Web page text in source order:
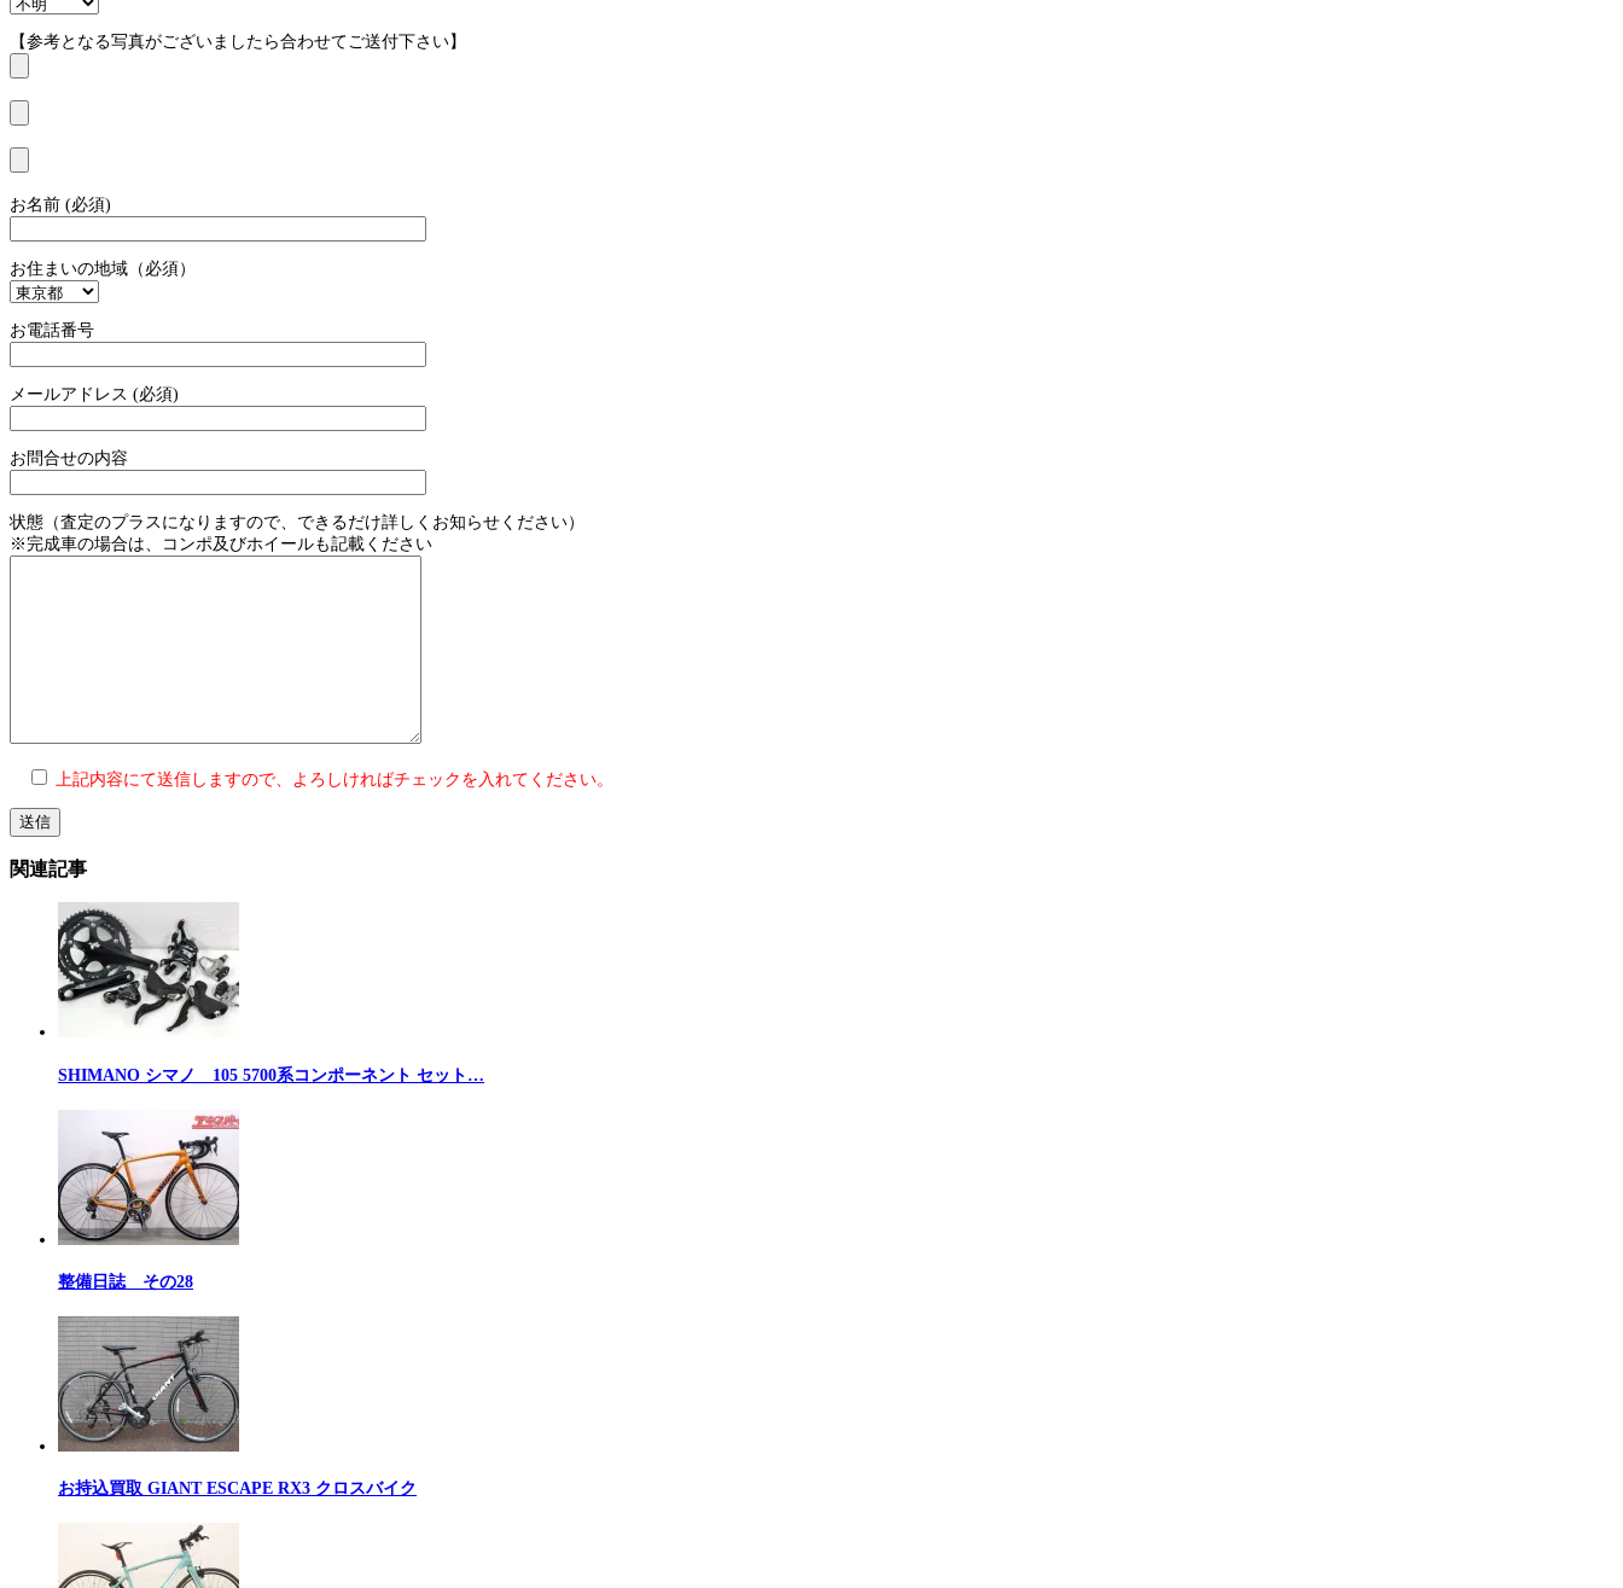
【参考となる写真がございましたら合わせてご送付下さい】
お名前 (必須)
お住まいの地域（必須）
お電話番号
メールアドレス (必須)
お問合せの内容
状態（査定のプラスになりますので、できるだけ詳しくお知らせください）
※完成車の場合は、コンポ及びホイールも記載ください
上記内容にて送信しますので、よろしければチェックを入れてください。
関連記事
SHIMANO シマノ 105 5700系コンポーネント セット…
整備日誌 その28
お持込買取 GIANT ESCAPE RX3 クロスバイク